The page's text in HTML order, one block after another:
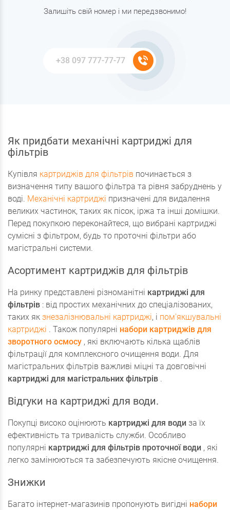
Залишіть свій номер і ми передзвонимо!
Як придбати механічні картриджі для
фільтрів
Купівля картриджів для фільтрів починається з
визначення типу вашого фільтра та рівня забруднень у
воді. Механічні картриджі призначені для видалення
великих частинок, таких як пісок, іржа та інші домішки.
Перед покупкою переконайтеся, що вибрані картриджі
сумісні з фільтром, будь то проточні фільтри або
магістральні системи.
Асортимент картриджів для фільтрів
На ринку представлені різноманітні картриджі для
фільтрів : від простих механічних до спеціалізованих,
таких як знезалізнювальні картриджі, і пом'якшувальні
картриджі . Також популярні набори картриджів для
зворотного осмосу , які включають кілька щаблів
фільтрації для комплексного очищення води. Для
магістральних фільтрів важливі міцні та довговічні
картриджі для магістральних фільтрів .
Відгуки на картриджі для води.
Покупці високо оцінюють картриджі для води за їх
ефективність та тривалість служби. Особливо
популярні картриджі для фільтрів проточної води , які
легко замінюються та забезпечують якісне очищення.
Знижки
Багато інтернет-магазинів пропонують вигідні набори